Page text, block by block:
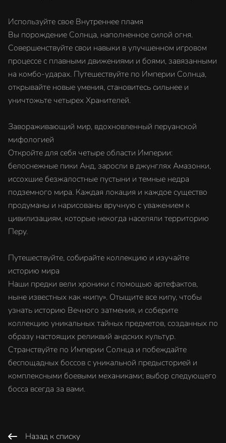
Используйте свое Внутреннее пламя
Вы порождение Солнца, наполненное силой огня.
Совершенствуйте свои навыки в улучшенном игровом
процессе с плавными движениями и боями, завязанными
на комбо-ударах. Путешествуйте по Империи Солнца,
открывайте новые умения, становитесь сильнее и
уничтожьте четырех Хранителей.
Завораживающий мир, вдохновленный перуанской
мифологией
Откройте для себя четыре области Империи:
белоснежные пики Анд, заросли в джунглях Амазонки,
иссохшие безжалостные пустыни и темные недра
подземного мира. Каждая локация и каждое существо
продуманы и нарисованы вручную с уважением к
цивилизациям, которые некогда населяли территорию
Перу.
Путешествуйте, собирайте коллекцию и изучайте
историю мира
Наши предки вели хроники с помощью артефактов,
ныне известных как «кипу». Отыщите все кипу, чтобы
узнать историю Вечного затмения, и соберите
коллекцию уникальных тайных предметов, созданных по
образу настоящих реликвий андских культур.
Странствуйте по Империи Солнца и побеждайте
беспощадных боссов с уникальной предысторией и
комплексными боевыми механиками; выбор следующего
босса всегда за вами.
Назад к списку